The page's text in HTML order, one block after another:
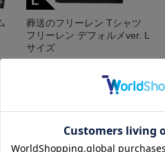
葬送のフリーレン Tシャツ
フリーレン デフォルメver. L
サイズ